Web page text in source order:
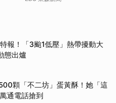
報！「3颱1低壓」熱帶擾動大
態出爐
顆「不二坊」蛋黃酥！她「這
通電話搶到